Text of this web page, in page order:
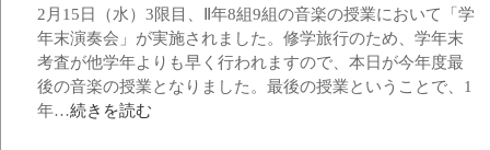
2月15日（水）3限目、Ⅱ年8組9組の音楽の授業において「学
年末演奏会」が実施されました。修学旅行のため、学年末
考査が他学年よりも早く行われますので、本日が今年度最
後の音楽の授業となりました。最後の授業ということで、1
年…続きを読む